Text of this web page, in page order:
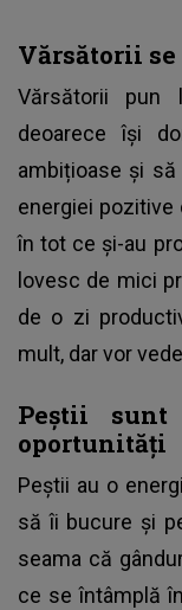
Vărsătorii se
Vărsătorii
deoarece își
ambițioase și să
energiei pozitive
în tot ce și-au
lovesc de mici
de o zi
mult, dar vor
Peștii
oportunități
Peștii au o
să îi bucure și
seama că
ce se întâmplă